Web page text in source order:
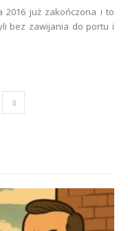
2016 już zakończona i to
bez zawijania do portu i